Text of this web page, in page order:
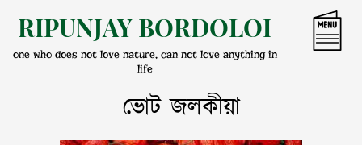
content
RIPUNJAY BORDOLOI
one who does not love nature, can not love anything in
life
ভোট জলকীয়া